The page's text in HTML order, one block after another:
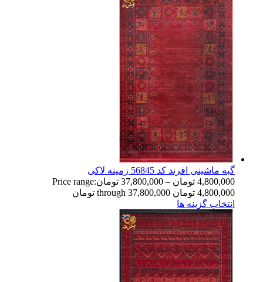
گبه ماشینی افرند کد 56845 زمینه لاکی
4,800,000 تومان –
37,800,000 تومانPrice range:
4,800,000 تومان through 37,800,000 تومان
انتخاب گزینه ها